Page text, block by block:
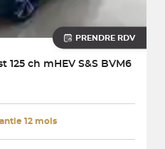
PRENDRE RDV
125 ch mHEV S&S BVM6
12 mois